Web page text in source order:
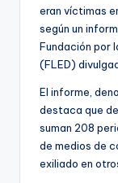
eran víctimas
según un
Fundación por
(FLED)
El informe,
destaca que
suman 208
de medios de
exiliado en